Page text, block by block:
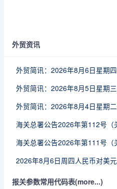
外贸资讯
外贸简讯：2026年8月6日星期
外贸简讯：2026年8月5日星期
外贸简讯：2026年8月4日星期
2026年8月6日周四人民币对美
报关参数常用代码表(more...)